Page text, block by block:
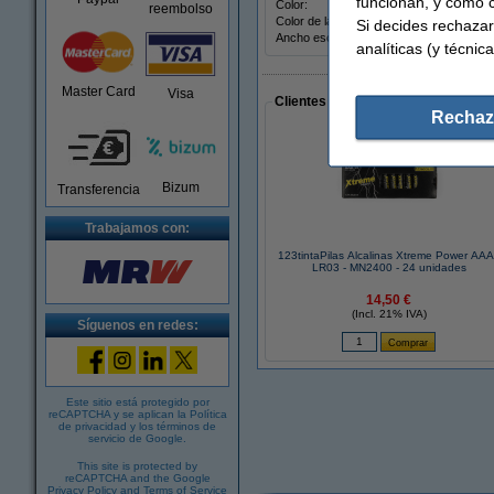
reembolso
Master Card Visa
Transferencia Bizum
Trabajamos con:
Síguenos en redes:
Este sitio está protegido por
reCAPTCHA y se aplican la Política
de privacidad y los términos de
servicio de Google
This site is protected by
reCAPTCHA and the Google
Privacy Policy and Terms of Service
Color:
rojo
Color de la tinta:
rojo
Ancho escritura:
Clientes que han realizado
123tintaPilas Alcalinas Xtreme Power
LR03 - MN2400 - 24 unidades
14,50 €
(Incl. 21% IVA)
Si decides
analíticas (y